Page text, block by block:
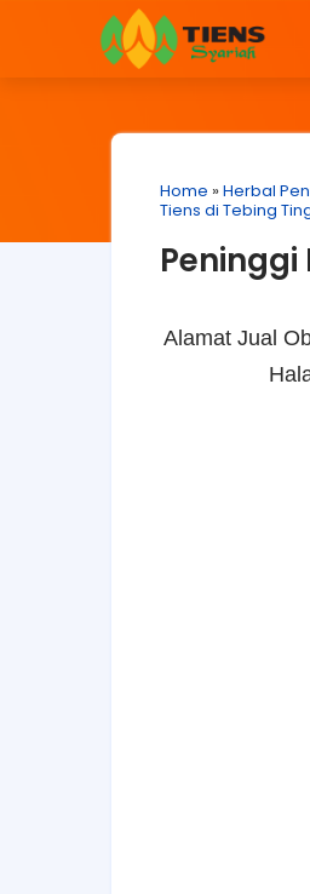
Home »Herbal
Tiens di Tebing
Peninggi
Alamat Jual